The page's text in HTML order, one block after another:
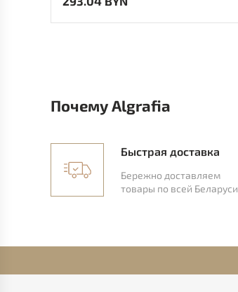
Почему Algrafia
Быстрая доставка
Бережно доставляем
товары по всей Беларуси